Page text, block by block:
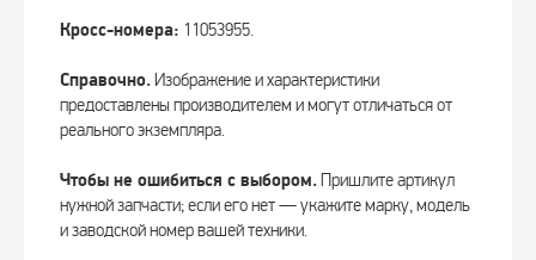
Кросс-номера: 11053955.
Справочно.Изображение и характеристики
предоставлены производителем и могут отличаться от
реального экземпляра.
Чтобы не ошибиться с выбором.Пришлите артикул
нужной запчасти; если его нет — укажите марку, модель
и заводской номер вашей техники.